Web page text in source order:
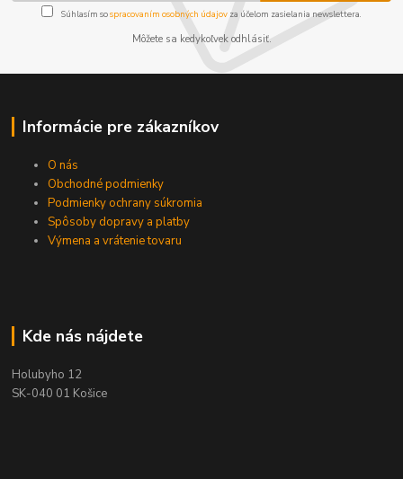
Súhlasím sospracovaním osobných údajov za účelom zasielania newslettera.
Môžete sa kedykoľvek odhlásiť.
Informácie pre zákazníkov
O nás
Obchodné podmienky
Podmienky ochrany súkromia
Spôsoby dopravy a platby
Výmena a vrátenie tovaru
Kde nás nájdete
Holubyho 12
SK-040 01 Košice